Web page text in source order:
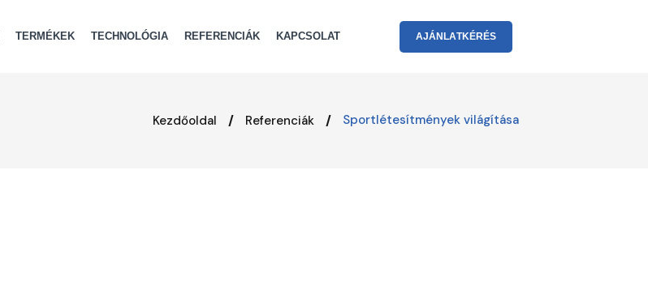
TERMÉKEK TECHNOLÓGIA REFERENCIÁK KAPCSOLAT AJÁNLATKÉRÉS
Kezdőoldal Referenciák Sportlétesítmények világítása